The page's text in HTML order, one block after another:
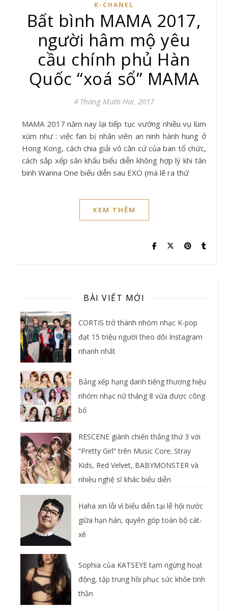
K-CHANEL
Bất bình MAMA 2017,
người hâm mộ yêu
cầu chính phủ Hàn
Quốc “xoá sổ” MAMA
4 Tháng Mười Hai, 2017
MAMA 2017 năm nay lại tiếp tục vướng nhiều vụ lùm
xùm như : việc fan bị nhân viên an ninh hành hung ở
Hong Kong, cách chia giải vô căn cứ của ban tổ chức,
cách sắp xếp sân khấu biểu diễn không hợp lý khi tân
binh Wanna One biểu diễn sau EXO (mà lẽ ra thứ
XEM THÊM
BÀI VIẾT MỚI
CORTIS trở thành nhóm nhạc K-pop
đạt 15 triệu người theo dõi Instagram
nhanh nhất
Bảng xếp hạng danh tiếng thương hiệu
nhóm nhạc nữ tháng 8 vừa được công
bố
RESCENE giành chiến thắng thứ 3 với
“Pretty Girl” trên Music Core; Stray
Kids, Red Velvet, BABYMONSTER và
nhiều nghệ sĩ khác biểu diễn
Haha xin lỗi vì biểu diễn tại lễ hội nước
giữa hạn hán, quyên góp toàn bộ cát-
xê
Sophia của KATSEYE tạm ngừng hoạt
động, tập trung hồi phục sức khỏe tinh
thần